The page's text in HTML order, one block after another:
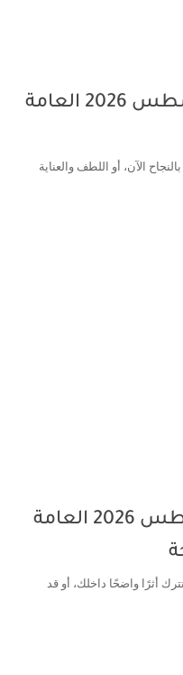
أبراج اليوم الثلاثاء 4 أغسطس 2026 العامة
الآن، أو اللطف والعناية
أبراج اليوم الاثنين 3أغسطس 2026 العامة
أثرًا واضحًا داخلك، أو قد